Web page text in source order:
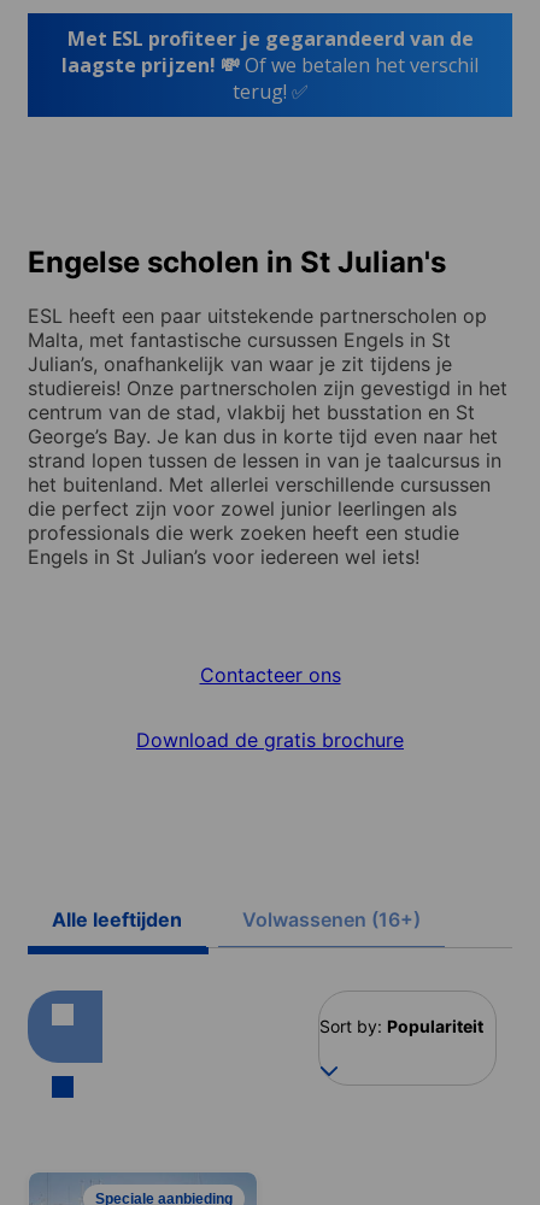
Met ESL profiteer je gegarandeerd van de
laagste prijzen! 💸Of we betalen het verschil
terug! ✅
Engelse scholen in St Julian's
ESL heeft een paar uitstekende partnerscholen op
Malta, met fantastische cursussen Engels in St
Julian’s, onafhankelijk van waar je zit tijdens je
studiereis! Onze partnerscholen zijn gevestigd in het
centrum van de stad, vlakbij het busstation en St
George’s Bay. Je kan dus in korte tijd even naar het
strand lopen tussen de lessen in van je taalcursus in
het buitenland. Met allerlei verschillende cursussen
die perfect zijn voor zowel junior leerlingen als
professionals die werk zoeken heeft een studie
Engels in St Julian’s voor iedereen wel iets!
Contacteer ons
Download de gratis brochure
Alle leeftijden Volwassenen (16+)
Sort by: Populariteit
Speciale aanbieding